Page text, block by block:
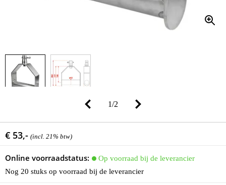
1/2
€ 53,- (incl. 21% btw)
Online voorraadstatus:
Op voorraad bij de leverancier
Nog 20 stuks op voorraad bij de leverancier